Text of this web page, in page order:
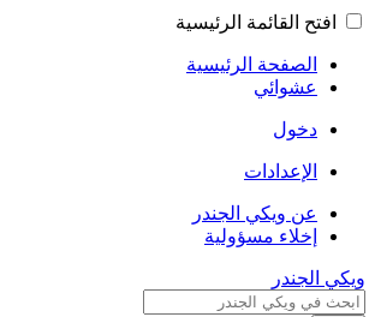
افتح القائمة الرئيسية
الصفحة الرئيسية
عشوائي
دخول
الإعدادات
عن ويكي الجندر
إخلاء مسؤولية
ويكي الجندر